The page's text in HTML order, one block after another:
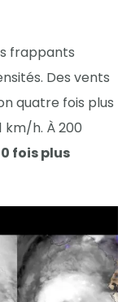
frappants
Des vents
quatre fois plus
km/h. À 200
fois plus